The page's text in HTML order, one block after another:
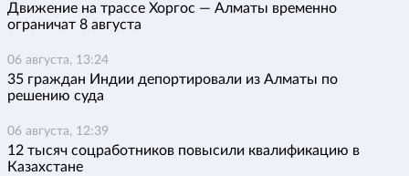
Движение на трассе Хоргос — Алматы временно
ограничат 8 августа
06 августа, 13:24
35 граждан Индии депортировали из Алматы по
решению суда
06 августа, 12:39
12 тысяч соцработников повысили квалификацию в
Казахстане